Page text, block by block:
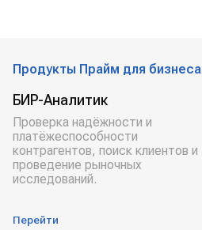
Продукты Прайм для бизнеса
БИР-Аналитик
Проверка надёжности и
платёжеспособности
контрагентов, поиск клиентов и
проведение рыночных
исследований.
Перейти